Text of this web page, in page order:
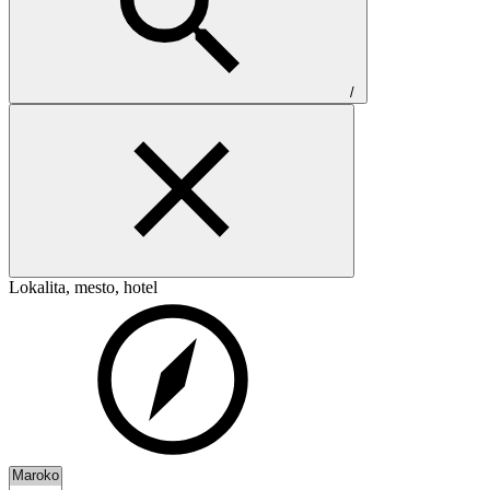
/
Lokalita, mesto, hotel